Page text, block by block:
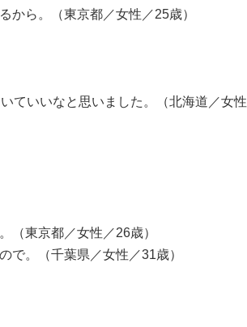
から。（東京都／女性／25歳）
ていいなと思いました。（北海道／女性
（東京都／女性／26歳）
で。（千葉県／女性／31歳）